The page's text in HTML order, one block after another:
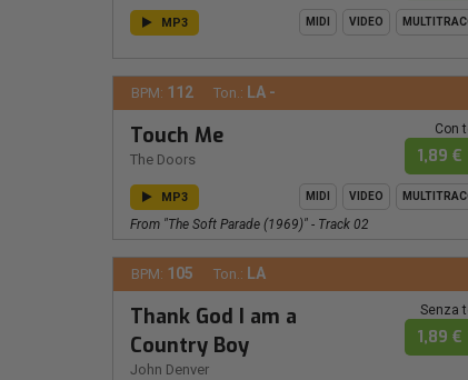
MP3 MIDI VIDEO
BPM: 112 Ton.: LA -
Touch Me
The Doors
Con
1,89 €
MP3 MIDI VIDEO
From "The Soft Parade (1969)" - Track 02
BPM: 105 Ton.: LA
Thank God I am a
Country Boy
John Denver
Senza
1,89 €